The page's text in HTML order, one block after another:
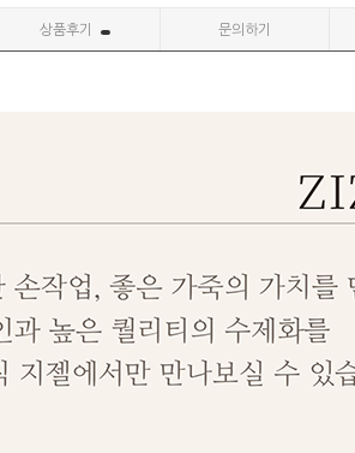
상품후기 문의하기